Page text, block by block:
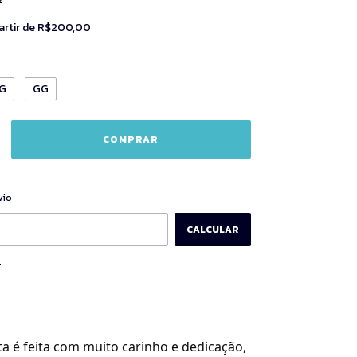
deR$200,00
G GG
CALCULAR
é feita com muito carinho e dedicação,